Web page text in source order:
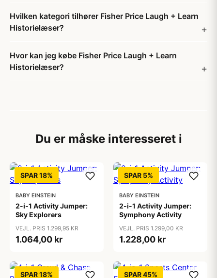
Hvilken kategori tilhører Fisher Price Laugh + Learn
Historielæser?
Hvor kan jeg købe Fisher Price Laugh + Learn
Historielæser?
Du er måske interesseret i
SPAR 18%
BABY EINSTEIN
2-i-1 Activity Jumper:
Sky Explorers
VEJL. PRIS 1.299,95 KR
1.064,00 kr
SPAR 5%
BABY EINSTEIN
2-i-1 Activity Jumper:
Symphony Activity
VEJL. PRIS 1.299,00 KR
1.228,00 kr
SPAR 18% SPAR 45%